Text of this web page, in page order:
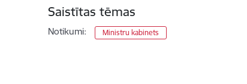
Saistītas tēmas
Notikumi: Ministru kabinets